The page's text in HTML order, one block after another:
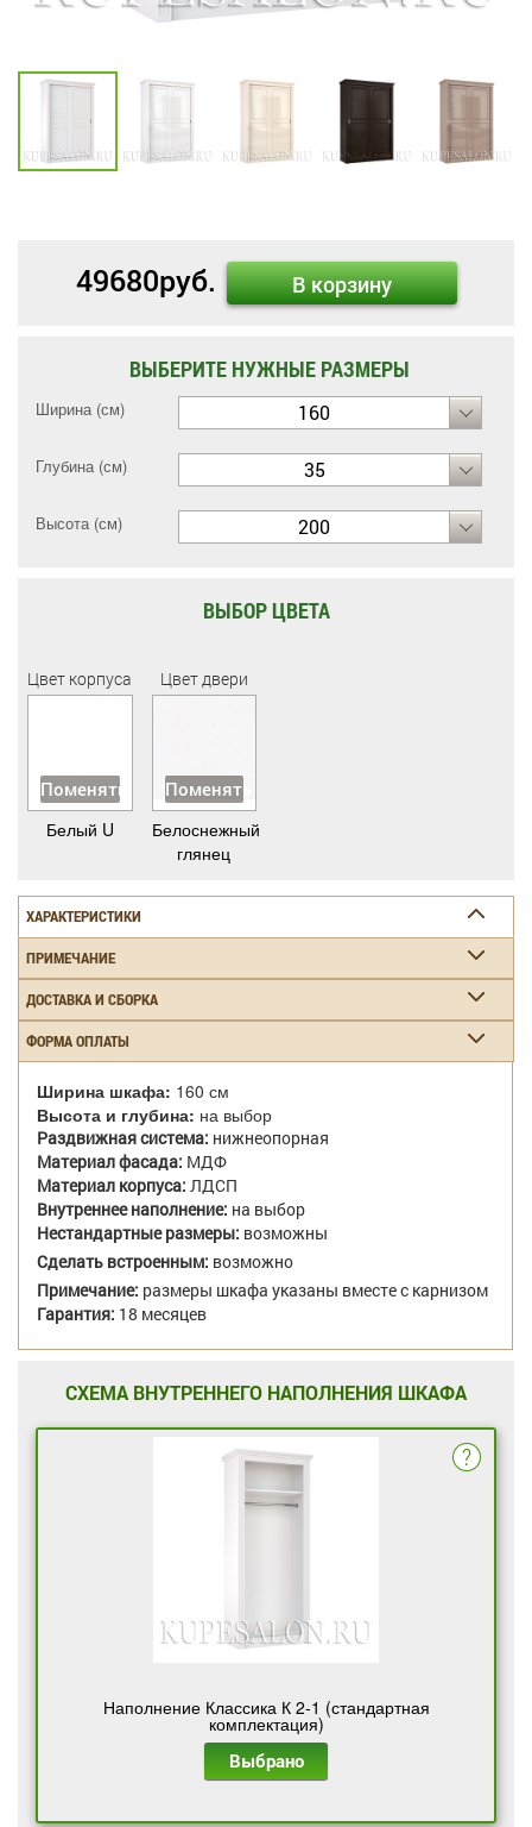
49680руб. В корзину
ВЫБЕРИТЕ НУЖНЫЕ РАЗМЕРЫ
Ширина (см) 160
Глубина (см) 35
Высота (см) 200
ВЫБОР ЦВЕТА
Цвет корпуса
Поменять
Белый U
Цвет двери
Поменять
Белоснежный
глянец
ХАРАКТЕРИСТИКИ
ПРИМЕЧАНИЕ
ДОСТАВКА И СБОРКА
ФОРМА ОПЛАТЫ
Ширина шкафа: 160 см
Высота и глубина: на выбор
Раздвижная система: нижнеопорная
Материал фасада: МДФ
Материал корпуса: ЛДСП
Внутреннее наполнение: на выбор
Нестандартные размеры: возможны
Сделать встроенным: возможно
Примечание: размеры шкафа указаны вместе с карнизом
Гарантия: 18 месяцев
СХЕМА ВНУТРЕННЕГО НАПОЛНЕНИЯ ШКАФА
Наполнение Классика К 2-1 (стандартная
комплектация)
Выбрано